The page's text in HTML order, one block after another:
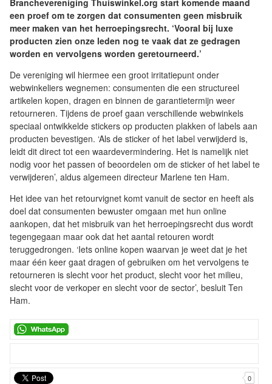
Branchevereniging Thuiswinkel.org start komende maand
een proef om te zorgen dat consumenten geen misbruik
meer maken van het herroepingsrecht. ‘Vooral bij luxe
producten zien onze leden nog te vaak dat ze gedragen
worden en vervolgens worden geretourneerd.’
De vereniging wil hiermee een groot irritatiepunt onder
webwinkeliers wegnemen: consumenten die een structureel
artikelen kopen, dragen en binnen de garantietermijn weer
retourneren. Tijdens de proef gaan verschillende webwinkels
speciaal ontwikkelde stickers op producten plakken of labels aan
producten bevestigen. ‘Als de sticker of het label verwijderd is,
leidt dit direct tot een waardevermindering. Het is namelijk niet
nodig voor het passen of beoordelen om de sticker of het label te
verwijderen’, aldus algemeen directeur Marlene ten Ham.
Het idee van het retourvignet komt vanuit de sector en heeft als
doel dat consumenten bewuster omgaan met hun online
aankopen, dat het misbruik van het herroepingsrecht dus wordt
tegengegaan maar ook dat het aantal retouren wordt
teruggedrongen. ‘Iets online kopen waarvan je weet dat je het
maar één keer gaat dragen of gebruiken om het vervolgens te
retourneren is slecht voor het product, slecht voor het milieu,
slecht voor de verkoper en slecht voor de sector’, besluit Ten
Ham.
0